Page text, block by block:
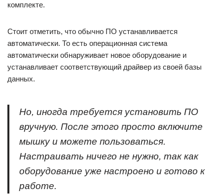
комплекте.
Стоит отметить, что обычно ПО устанавливается
автоматически. То есть операционная система
автоматически обнаруживает новое оборудование и
устанавливает соответствующий драйвер из своей базы
данных.
Но, иногда требуется установить ПО
вручную. После этого просто включите
мышку и можете пользоваться.
Настраивать ничего не нужно, так как
оборудование уже настроено и готово к
работе.